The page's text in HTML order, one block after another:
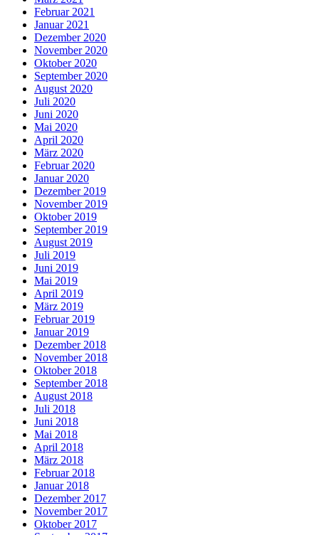
Februar 2021
Januar 2021
Dezember 2020
November 2020
Oktober 2020
September 2020
August 2020
Juli 2020
Juni 2020
Mai 2020
April 2020
März 2020
Februar 2020
Januar 2020
Dezember 2019
November 2019
Oktober 2019
September 2019
August 2019
Juli 2019
Juni 2019
Mai 2019
April 2019
März 2019
Februar 2019
Januar 2019
Dezember 2018
November 2018
Oktober 2018
September 2018
August 2018
Juli 2018
Juni 2018
Mai 2018
April 2018
März 2018
Februar 2018
Januar 2018
Dezember 2017
November 2017
Oktober 2017